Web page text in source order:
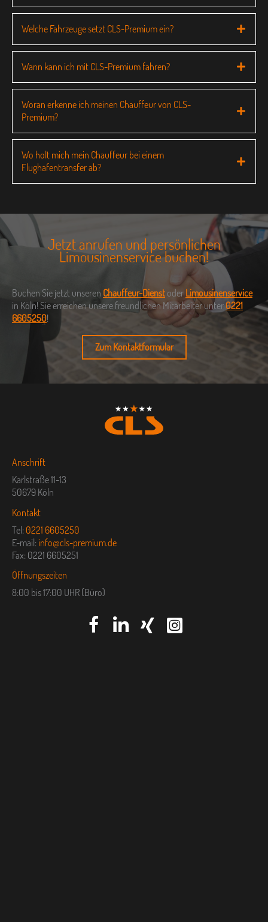
Welche Fahrzeuge setzt CLS-Premium ein?
Wann kann ich mit CLS-Premium fahren?
Woran erkenne ich meinen Chauffeur von CLS-
Premium?
Wo holt mich mein Chauffeur bei einem
Flughafentransfer ab?
Jetzt anrufen und persönlichen
Limousinenservice buchen!
Buchen Sie jetzt unseren Chauffeur-Dienst oder Limousinenservice
in Köln! Sie erreichen unsere freundlichen Mitarbeiter unter0221
6605250!
Zum Kontaktformular
Anschrift
Karlstraße 11-13
50679 Köln
Kontakt
Tel: 0221 6605250
E-mail: info@cls-premium.de
Fax: 0221 6605251
Öffnungszeiten
8:00 bis 17:00 UHR (Büro)